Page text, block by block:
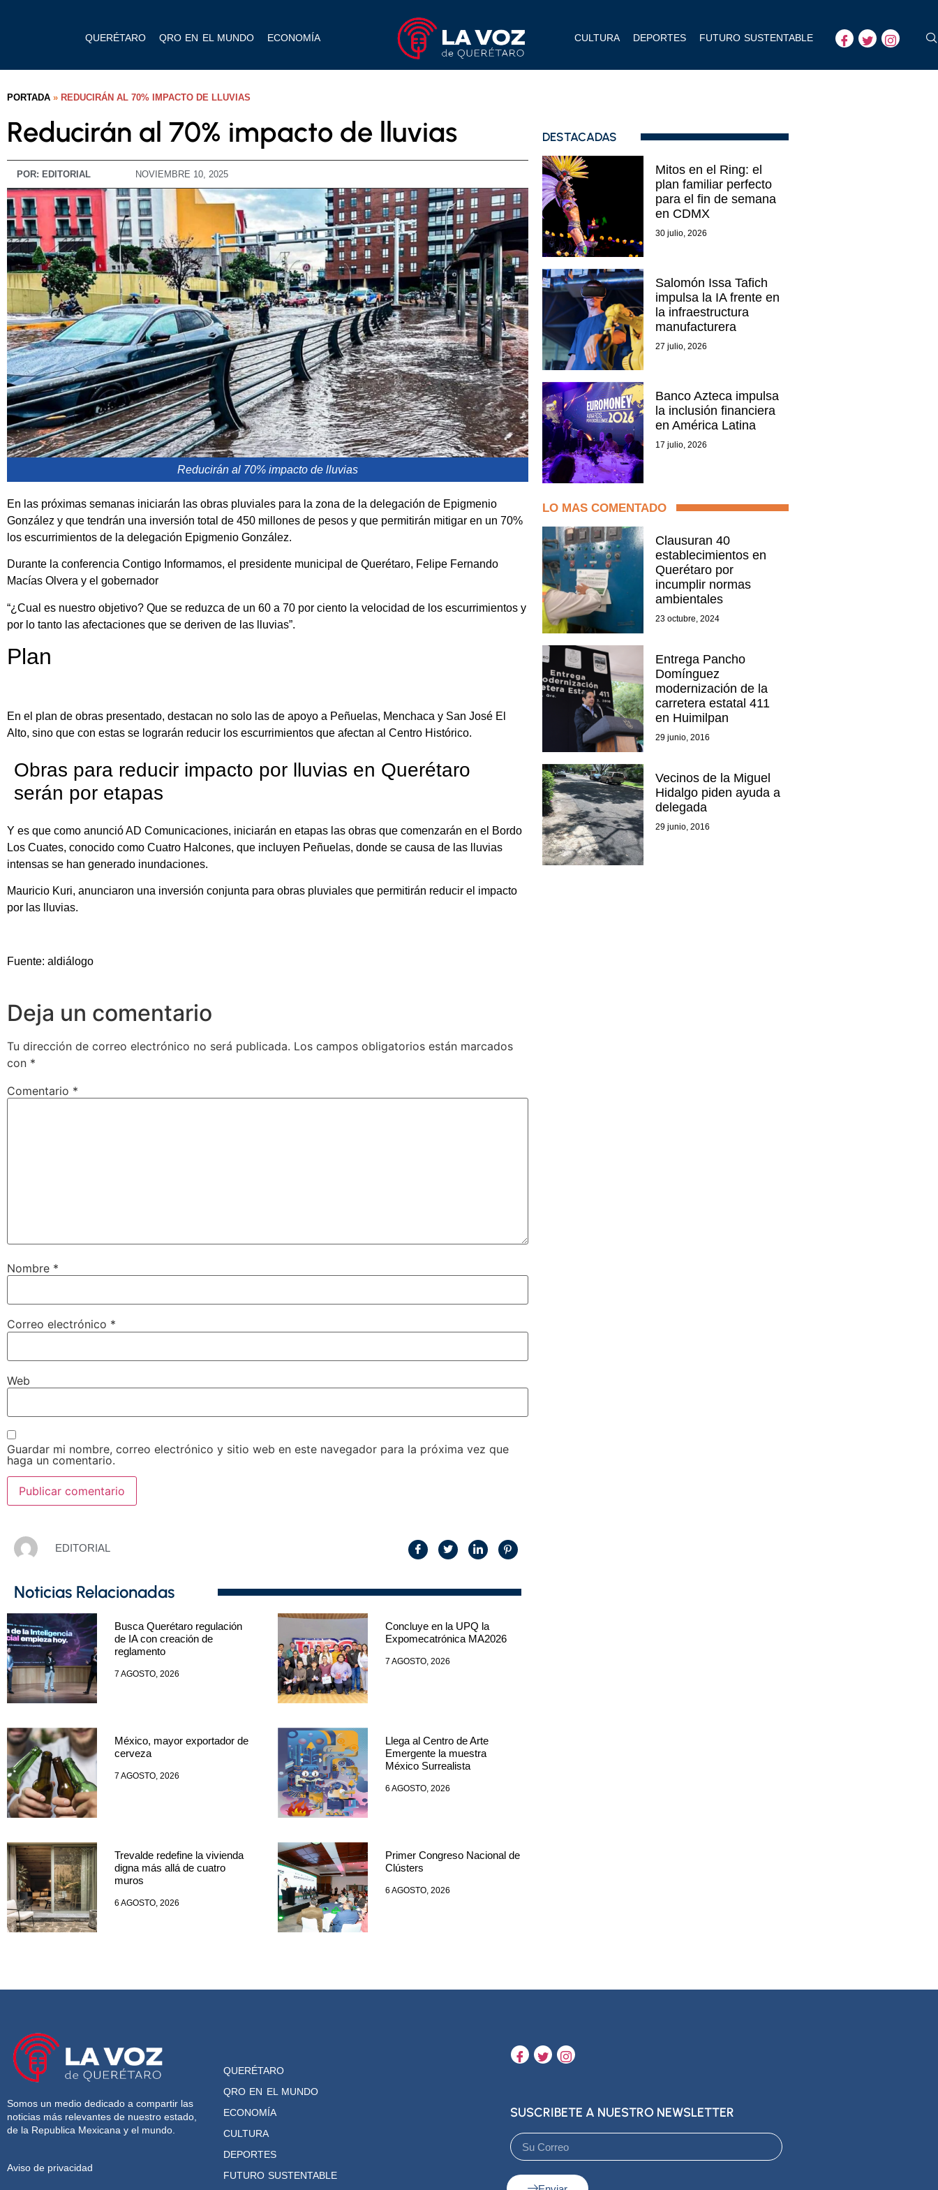
QUERÉTARO QRO EN EL MUNDO ECONOMÍA CULTURA DEPORTES FUTURO SUSTENTABLE
PORTADA » REDUCIRÁN AL 70% IMPACTO DE LLUVIAS
Reducirán al 70% impacto de lluvias
POR: EDITORIAL NOVIEMBRE 10, 2025
Reducirán al 70% impacto de lluvias
En las próximas semanas iniciarán las obras pluviales para la zona de la delegación de Epigmenio
González y que tendrán una inversión total de 450 millones de pesos y que permitirán mitigar en un 70%
los escurrimientos de la delegación Epigmenio González.
Durante la conferencia Contigo Informamos, el presidente municipal de Querétaro, Felipe Fernando
Macías Olvera y el gobernador
“¿Cual es nuestro objetivo? Que se reduzca de un 60 a 70 por ciento la velocidad de los escurrimientos y
por lo tanto las afectaciones que se deriven de las lluvias”.
Plan
En el plan de obras presentado, destacan no solo las de apoyo a Peñuelas, Menchaca y San José El
Alto, sino que con estas se lograrán reducir los escurrimientos que afectan al Centro Histórico.
Obras para reducir impacto por lluvias en Querétaro
serán por etapas
Y es que como anunció AD Comunicaciones, iniciarán en etapas las obras que comenzarán en el Bordo
Los Cuates, conocido como Cuatro Halcones, que incluyen Peñuelas, donde se causa de las lluvias
intensas se han generado inundaciones.
Mauricio Kuri, anunciaron una inversión conjunta para obras pluviales que permitirán reducir el impacto
por las lluvias.
Fuente: aldiálogo
Deja un comentario
Tu dirección de correo electrónico no será publicada. Los campos obligatorios están marcados
con *
Comentario *
Nombre *
Correo electrónico *
Web
Guardar mi nombre, correo electrónico y sitio web en este navegador para la próxima vez que
haga un comentario.
EDITORIAL
Noticias Relacionadas
Busca Querétaro regulación
de IA con creación de
reglamento
7 AGOSTO, 2026
Concluye en la UPQ la
Expomecatrónica MA2026
7 AGOSTO, 2026
México, mayor exportador de
cerveza
7 AGOSTO, 2026
Llega al Centro de Arte
Emergente la muestra
México Surrealista
6 AGOSTO, 2026
Trevalde redefine la vivienda
digna más allá de cuatro
muros
6 AGOSTO, 2026
Primer Congreso Nacional de
Clústers
6 AGOSTO, 2026
DESTACADAS
Mitos en el Ring: el
plan familiar perfecto
para el fin de semana
en CDMX
30 julio, 2026
Salomón Issa Tafich
impulsa la IA frente en
la infraestructura
manufacturera
27 julio, 2026
Banco Azteca impulsa
la inclusión financiera
en América Latina
17 julio, 2026
LO MAS COMENTADO
Clausuran 40
establecimientos en
Querétaro por
incumplir normas
ambientales
23 octubre, 2024
Entrega Pancho
Domínguez
modernización de la
carretera estatal 411
en Huimilpan
29 junio, 2016
Vecinos de la Miguel
Hidalgo piden ayuda a
delegada
29 junio, 2016
Somos un medio dedicado a compartir las
noticias más relevantes de nuestro estado,
de la Republica Mexicana y el mundo.
Aviso de privacidad
QUERÉTARO
QRO EN EL MUNDO
ECONOMÍA
CULTURA
DEPORTES
FUTURO SUSTENTABLE
SUSCRIBETE A NUESTRO NEWSLETTER